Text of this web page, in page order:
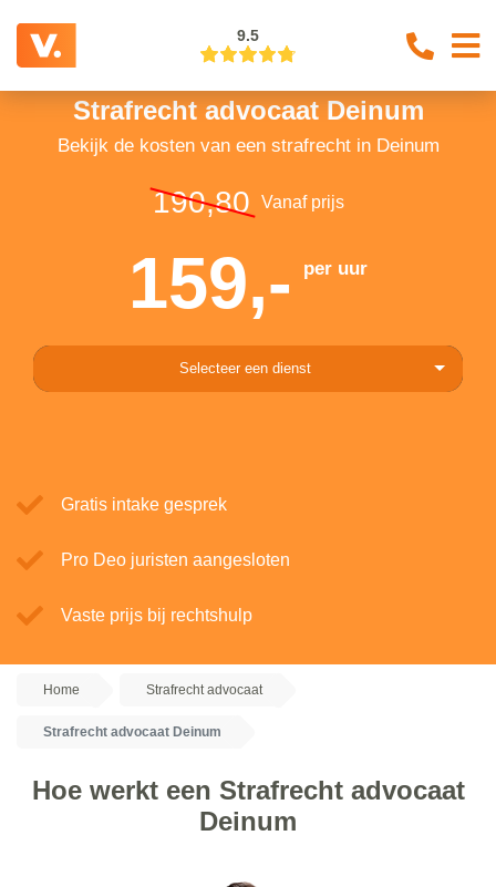
9.5
Strafrecht advocaat Deinum
Bekijk de kosten van een strafrecht in Deinum
190,80 Vanaf prijs
159,- per uur
Selecteer een dienst
Gratis intake gesprek
Pro Deo juristen aangesloten
Vaste prijs bij rechtshulp
Home Strafrecht advocaat
Strafrecht advocaat Deinum
Hoe werkt een Strafrecht advocaat
Deinum